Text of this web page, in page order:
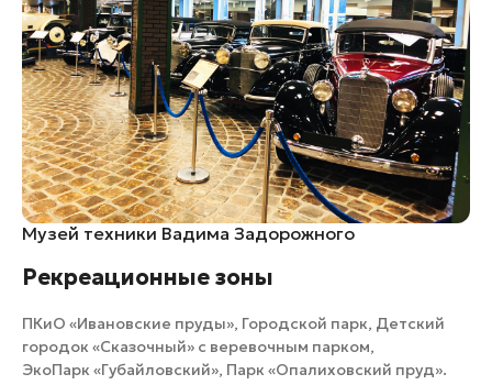
Музей техники Вадима Задорожного
Рекреационные зоны
ПКиО «Ивановские пруды», Городской парк, Детский
городок «Сказочный» с веревочным парком,
ЭкоПарк «Губайловский», Парк «Опалиховский пруд».